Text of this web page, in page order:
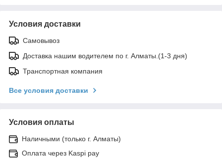
Условия доставки
Самовывоз
Доставка нашим водителем по г. Алматы.(1-3 дня)
Транспортная компания
Все условия доставки
Условия оплаты
Наличными (только г. Алматы)
Оплата через Kaspi pay